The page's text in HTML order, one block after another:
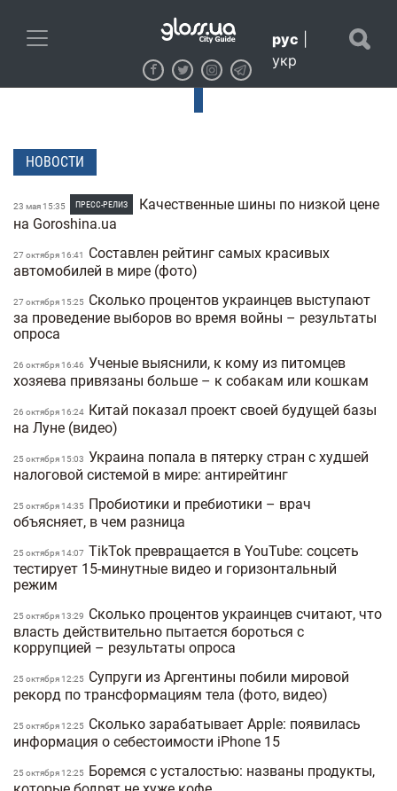
рус
укр
НОВОСТИ
23 мая 15:35 ПРЕСС-РЕЛИЗ
Качественные шины по низкой цене
на Goroshina.ua
27 октября 16:41
Составлен рейтинг самых красивых
автомобилей в мире (фото)
27 октября 15:25 Сколько процентов украинцев выступают
за проведение выборов во время войны – результаты
опроса
26 октября 16:46 Ученые выяснили, к кому из питомцев
хозяева привязаны больше – к собакам или кошкам
26 октября 16:24 Китай показал проект своей будущей базы
на Луне (видео)
25 октября 15:03 Украина попала в пятерку стран с худшей
налоговой системой в мире: антирейтинг
25 октября 14:35 Пробиотики и пребиотики – врач
объясняет, в чем разница
25 октября 14:07 TikTok превращается в YouTube: соцсеть
тестирует 15-минутные видео и горизонтальный
режим
25 октября 13:29
Сколько процентов украинцев считают, что
власть действительно пытается бороться с
коррупцией – результаты опроса
25 октября 12:25 Супруги из Аргентины побили мировой
рекорд по трансформациям тела (фото, видео)
25 октября 12:25 Сколько зарабатывает Apple: появилась
информация о себестоимости iPhone 15
25 октября 12:25 Боремся с усталостью: названы продукты,